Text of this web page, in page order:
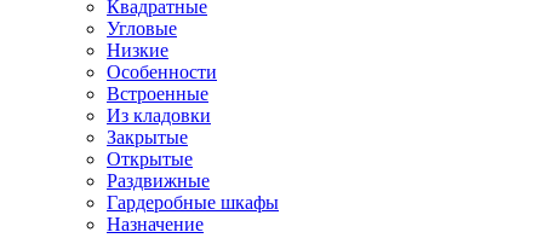
Квадратные
Угловые
Низкие
Особенности
Встроенные
Из кладовки
Закрытые
Открытые
Раздвижные
Гардеробные шкафы
Назначение